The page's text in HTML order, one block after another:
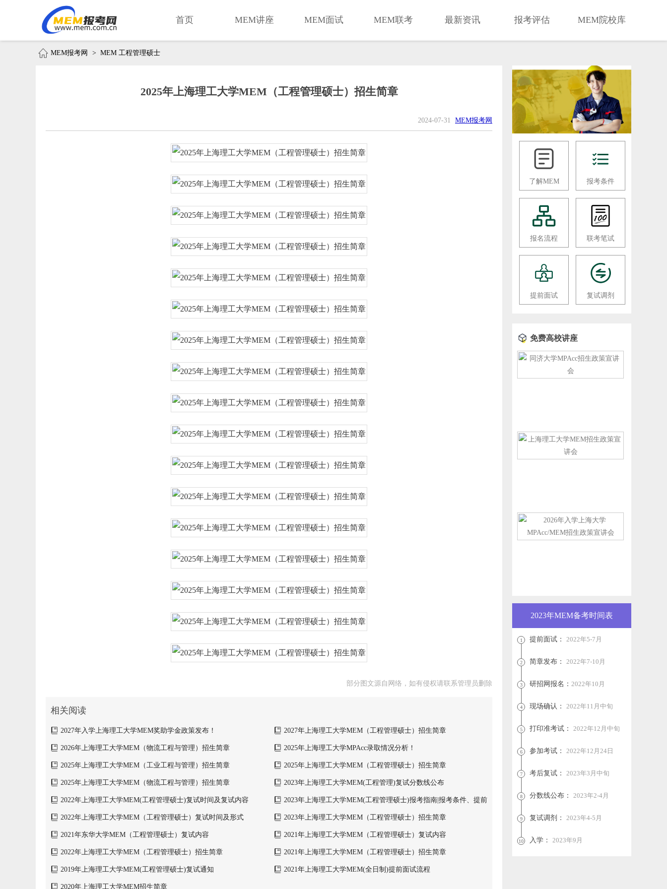
首页 MEM讲座 MEM面试 MEM联考 最新资讯 报考评估 MEM院校库
MEM报考网 > MEM 工程管理硕士
2025年上海理工大学MEM（工程管理硕士）招生简章
2024-07-31 MEM报考网
部分图文源自网络，如有侵权请联系管理员删除
相关阅读
2027年入学上海理工大学MEM奖助学金政策发布！ 2027年上海理工大学MEM（工程管理硕士）招生简章
2026年上海理工大学MEM（物流工程与管理）招生简章 2025年上海理工大学MPAcc录取情况分析！
2025年上海理工大学MEM（工业工程与管理）招生简章 2025年上海理工大学MEM（工程管理硕士）招生简章
2025年上海理工大学MEM（物流工程与管理）招生简章 2023年上海理工大学MEM(工程管理)复试分数线公布
2022年上海理工大学MEM(工程管理硕士)复试时间及复试内容
2023年上海理工大学MEM(工程管理硕士)报考指南|报考条件、提前
面试、报考流程
2022年上海理工大学MEM（工程管理硕士）复试时间及形式 2023年上海理工大学MEM（工程管理硕士）招生简章
2021年东华大学MEM（工程管理硕士）复试内容 2021年上海理工大学MEM（工程管理硕士）复试内容
2022年上海理工大学MEM（工程管理硕士）招生简章 2021年上海理工大学MEM（工程管理硕士）招生简章
2019年上海理工大学MEM(工程管理硕士)复试通知 2021年上海理工大学MEM(全日制)提前面试流程
2020年上海理工大学MEM招生简章
了解MEM 报考条件
报名流程 联考笔试
提前面试 复试调剂
免费高校讲座
2023年MEM备考时间表
1 提前面试： 2022年5-7月
2 简章发布： 2022年7-10月
3 研招网报名： 2022年10月
4 现场确认： 2022年11月中旬
5 打印准考试： 2022年12月中旬
6 参加考试： 2022年12月24日
7 考后复试： 2023年3月中旬
8 分数线公布： 2023年2-4月
9 复试调剂： 2023年4-5月
10 入学： 2023年9月